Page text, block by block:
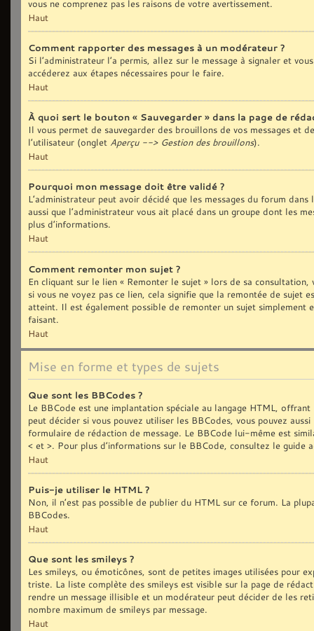
vous ne comprenez pas les raisons de votre avertissement.
Haut
Comment rapporter des messages à un modérateur ?
Si l’administrateur l’a permis, allez sur le message à signaler et
accéderez aux étapes nécessaires pour le faire.
Haut
À quoi sert le bouton « Sauvegarder » dans la page de
Il vous permet de sauvegarder des brouillons de vos messages et
l’utilisateur (onglet Aperçu --> Gestion des brouillons).
Haut
Pourquoi mon message doit être validé ?
L’administrateur peut avoir décidé que les messages du forum
aussi que l’administrateur vous ait placé dans un groupe dont les
plus d’informations.
Haut
Comment remonter mon sujet ?
En cliquant sur le lien « Remonter le sujet » lors de sa consultation,
si vous ne voyez pas ce lien, cela signifie que la remontée de sujet
atteint. Il est également possible de remonter un sujet simplement
faisant.
Haut
Mise en forme et types de sujets
Que sont les BBCodes ?
Le BBCode est une implantation spéciale au langage HTML,
peut décider si vous pouvez utiliser les BBCodes, vous pouvez
formulaire de rédaction de message. Le BBCode lui-même est
< et >. Pour plus d’informations sur le BBCode, consultez le guide
Haut
Puis-je utiliser le HTML ?
Non, il n’est pas possible de publier du HTML sur ce forum. La
BBCodes.
Haut
Que sont les smileys ?
Les smileys, ou émoticônes, sont de petites images utilisées pour
triste. La liste complète des smileys est visible sur la page de
rendre un message illisible et un modérateur peut décider de les
nombre maximum de smileys par message.
Haut